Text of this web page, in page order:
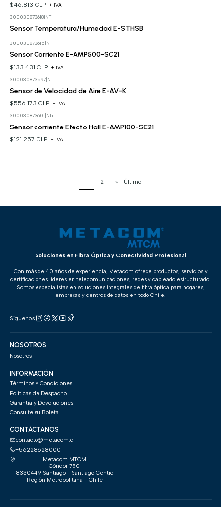
$46.813 CLP + IVA
300030873618| NTI
Sensor Temperatura/Humedad E-STHSB
300030873615 NTI
Sensor Corriente E-AMP500-SC21
$133.431 CLP + IVA
300030873597| NTI
Sensor de Velocidad de Aire E-AV-K
$556.173 CLP + IVA
300030873601 Nti
Sensor corriente Efecto Hall E-AMP100-SC21
$121.257 CLP + IVA
1 2 » Último
Soluciones en Fibra Óptica y Conectividad Profesional
Con más de 40 años de experiencia, Metacom ofrece productos, servicios y
certificaciones líderes en telecomunicaciones, redes y cableado estructurado.
Somos especialistas en soluciones integrales de fibra óptica para hogares,
empresas y centros de datos en todo Chile.
Síguenos
NOSOTROS
Nosotros
INFORMACIÓN
Términos y Condiciones
Políticas de Despacho
Garantía y Devoluciones
Consulte su Boleta
CONTÁCTANOS
contacto@metacom.cl
+56228628000
Metacom MTCM
Cóndor 750
8330449 Santiago - Santiago Centro
Región Metropolitana - Chile